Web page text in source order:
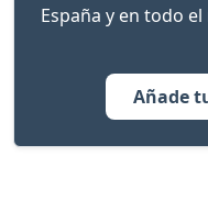
España y en todo
Añade